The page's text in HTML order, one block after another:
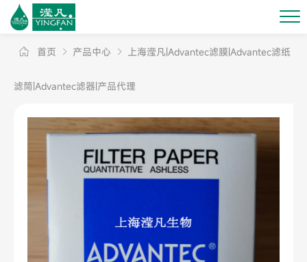
首页 产品中心 上海滢凡|Advantec滤膜|Advantec滤纸
滤筒|Advantec滤器|产品代理